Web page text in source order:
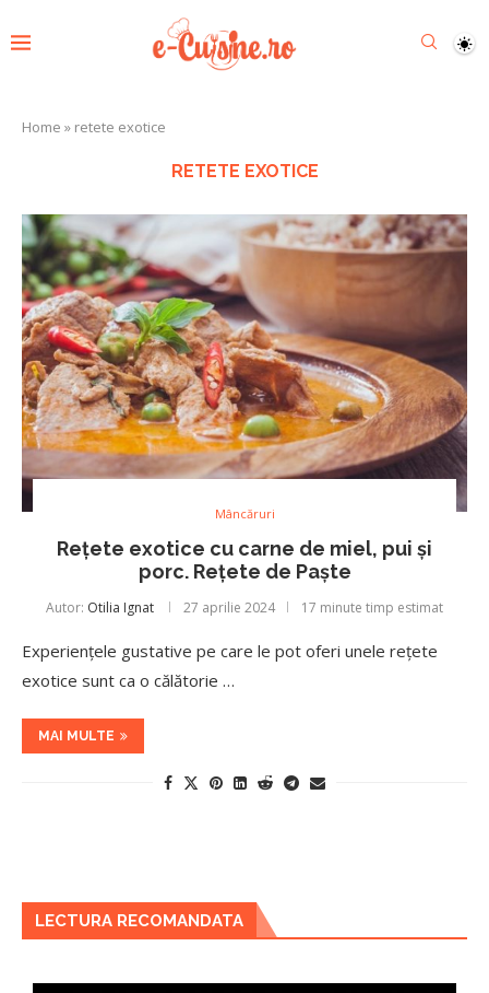
Home » retete exotice
RETETE EXOTICE
Mâncăruri
Rețete exotice cu carne de miel, pui și
porc. Rețete de Paște
Autor: Otilia Ignat 27 aprilie 2024 17 minute timp estimat
Experiențele gustative pe care le pot oferi unele rețete
exotice sunt ca o călătorie …
MAI MULTE
LECTURA RECOMANDATA